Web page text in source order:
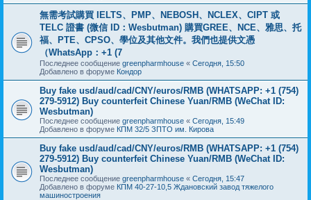
無需考試購買 IELTS、PMP、NEBOSH、NCLEX、CIPT 或
TELC 證書 (微信 ID：Wesbutman) 購買GREE、NCE、雅思、托
福、PTE、CPSO、學位及其他文件。我們也提供文憑
（WhatsApp：+1 (7
Последнее сообщение greenpharmhouse « Сегодня, 15:50
Добавлено в форуме Кондор
Buy fake usd/aud/cad/CNY/euros/RMB (WHATSAPP: +1 (754)
279-5912) Buy counterfeit Chinese Yuan/RMB (WeChat ID:
Wesbutman)
Последнее сообщение greenpharmhouse « Сегодня, 15:49
Добавлено в форуме КПМ 32/5 ЗПТО им. Кирова
Buy fake usd/aud/cad/CNY/euros/RMB (WHATSAPP: +1 (754)
279-5912) Buy counterfeit Chinese Yuan/RMB (WeChat ID:
Wesbutman)
Последнее сообщение greenpharmhouse « Сегодня, 15:47
Добавлено в форуме КПМ 40-27-10,5 Ждановский завод тяжелого
машиностроения